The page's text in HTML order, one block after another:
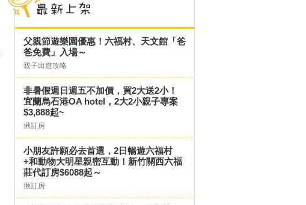
父親節遊樂園優惠！六福村、天文館「爸
爸免費」入場～
親子出遊攻略
非暑假週日週五不加價，買2大送2小！
宜蘭烏石港OA hotel，2大2小親子專案
$3,888起~
揪訂房
小朋友許願必去首選，2日暢遊六福村
+和動物大明星親密互動！新竹關西六福
莊代訂房$6088起～
揪訂房